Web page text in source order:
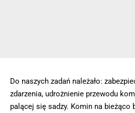
Do naszych zadań należało:
zdarzenia, udrożnienie przewodu
palącej się sadzy. Komin na bieżąco